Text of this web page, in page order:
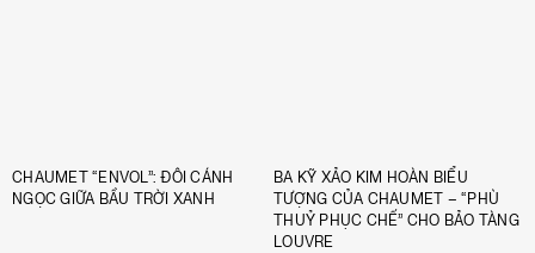
CHAUMET “ENVOL”: ĐÔI CÁNH
NGỌC GIỮA BẦU TRỜI XANH
BA KỸ XẢO KIM HOÀN BIỂU
TƯỢNG CỦA CHAUMET – “PHÙ
THUỶ PHỤC CHẾ” CHO BẢO TÀNG
LOUVRE